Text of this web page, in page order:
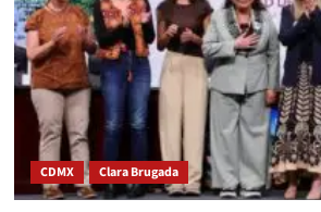
EXPERIENCIAS DE
ÉXITO
CON
ESTUDIANTES
DE
UNIVERSIDAD
ANÁHUAC
CDMX Clara Brugada